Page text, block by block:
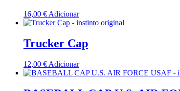
16,00 € Adicionar
Trucker Cap
12,00 € Adicionar